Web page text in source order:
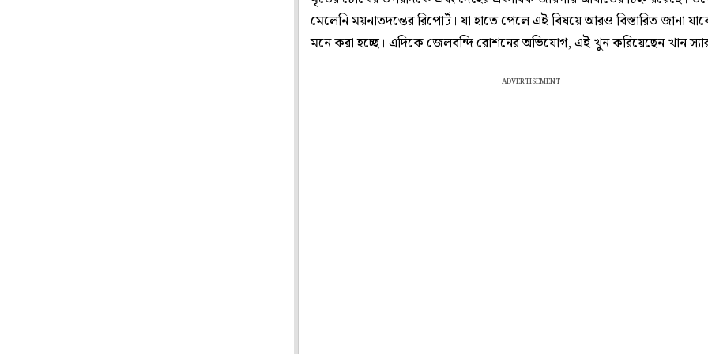
মেলেনি ময়নাতদন্তের রিপোর্ট। যা হাতে পেলে এই বিষয়ে আরও বিস্তারিত জানা
মনে করা হচ্ছে। এদিকে জেলবন্দি রোশনের অভিযোগ, এই খুন করিয়েছেন খান
ADVERTISEMENT